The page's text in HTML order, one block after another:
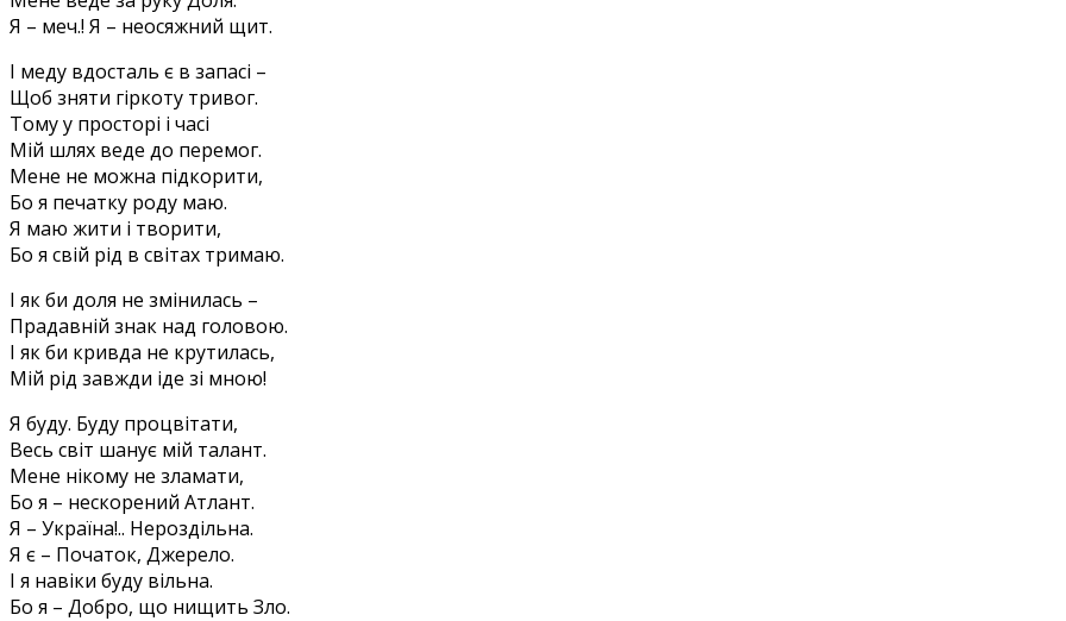
Я – меч.! Я – неосяжний щит.
І меду вдосталь є в запасі –
Щоб зняти гіркоту тривог.
Тому у просторі і часі
Мій шлях веде до перемог.
Мене не можна підкорити,
Бо я печатку роду маю.
Я маю жити і творити,
Бо я свій рід в світах тримаю.
І як би доля не змінилась –
Прадавній знак над головою.
І як би кривда не крутилась,
Мій рід завжди іде зі мною!
Я буду. Буду процвітати,
Весь світ шанує мій талант.
Мене нікому не зламати,
Бо я – нескорений Атлант.
Я – Україна!.. Нероздільна.
Я є – Початок, Джерело.
І я навіки буду вільна.
Бо я – Добро, що нищить Зло.